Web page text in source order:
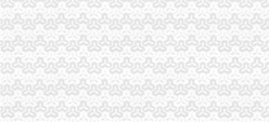
及费用
北两路商标专利-重庆渝北两路酷易搜
批改革让统行政审批提速增效_
服务质效_第1页-七一网